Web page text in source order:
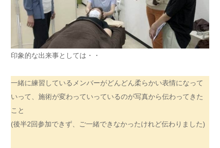
印象的な出来事としては・・
一緒に練習しているメンバーがどんどん柔らかい表情になって
いって、施術が変わっていっているのが写真から伝わってきた
こと
(後半2回参加できず、ご一緒できなかったけれど伝わりました)